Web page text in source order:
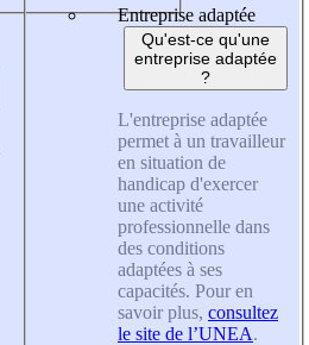
Entreprise adaptée
Qu'est-ce qu'une
entreprise adaptée
?
L'entreprise adaptée
permet à un travailleur
en situation de
handicap d'exercer
une activité
professionnelle dans
des conditions
adaptées à ses
capacités. Pour en
savoir plus, consultez
le site de l’UNEA.